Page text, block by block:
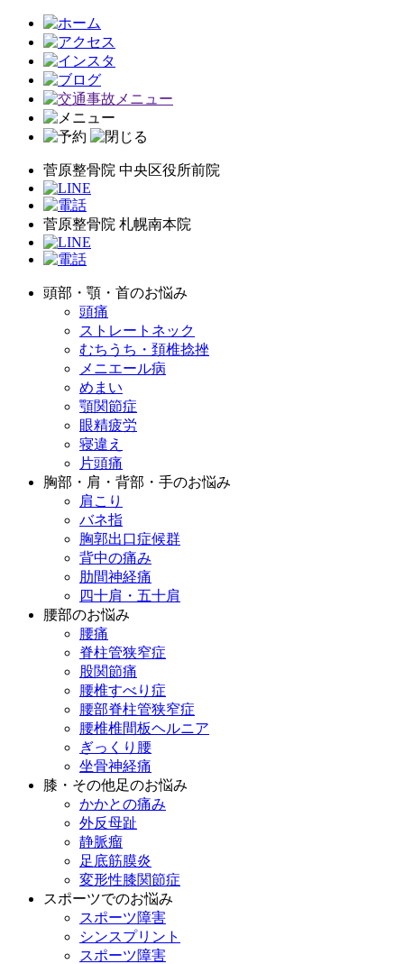
菅原整骨院 中央区役所前院
菅原整骨院 札幌南本院
頭部・顎・首のお悩み
頭痛
ストレートネック
むちうち・頚椎捻挫
メニエール病
めまい
顎関節症
眼精疲労
寝違え
片頭痛
胸部・肩・背部・手のお悩み
肩こり
バネ指
胸郭出口症候群
背中の痛み
肋間神経痛
四十肩・五十肩
腰部のお悩み
腰痛
脊柱管狭窄症
股関節痛
腰椎すべり症
腰部脊柱管狭窄症
腰椎椎間板ヘルニア
ぎっくり腰
坐骨神経痛
膝・その他足のお悩み
かかとの痛み
外反母趾
静脈瘤
足底筋膜炎
変形性膝関節症
スポーツでのお悩み
スポーツ障害
シンスプリント
スポーツ障害